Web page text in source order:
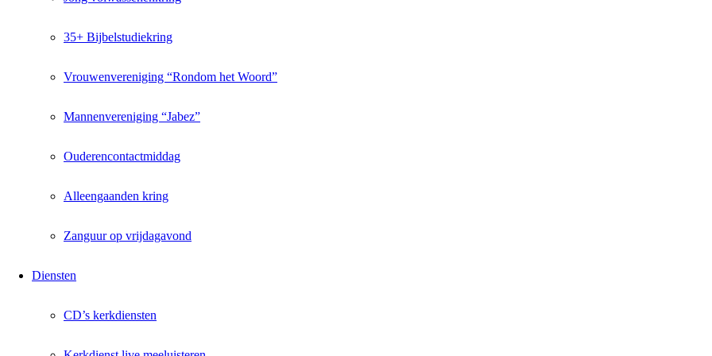
35+ Bijbelstudiekring
Vrouwenvereniging “Rondom het Woord”
Mannenvereniging “Jabez”
Ouderencontactmiddag
Alleengaanden kring
Zanguur op vrijdagavond
Diensten
CD’s kerkdiensten